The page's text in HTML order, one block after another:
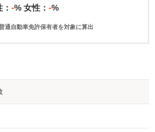
-% 女性： -%
通自動車免許保有者を対象に算出